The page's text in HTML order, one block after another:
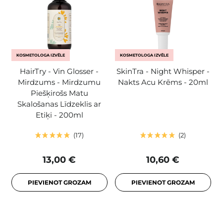
KOSMETOLOGA IZVĒLE
HairTry - Vin Glosser -
Mirdzums - Mirdzumu
Piešķirošs Matu
Skalošanas Līdzeklis ar
Etiķi - 200ml
17
13,00 €
PIEVIENOT GROZAM
KOSMETOLOGA IZVĒLE
SkinTra - Night Whisper -
Nakts Acu Krēms - 20ml
2
10,60 €
PIEVIENOT GROZAM